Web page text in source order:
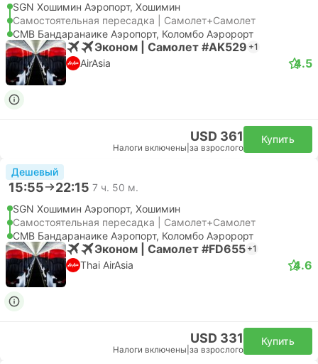
SGN Хошимин Аэропорт, Хошимин
Самостоятельная пересадка | Самолет+Самолет
CMB Бандаранаике Аэропорт, Коломбо Аэророрт
Эконом | Самолет #AK529 +1
AirAsia 4.5
USD 361
Налоги включены за взрослого
Купить
Дешевый
15:55 22:15 7 ч. 50 м.
SGN Хошимин Аэропорт, Хошимин
Самостоятельная пересадка | Самолет+Самолет
CMB Бандаранаике Аэропорт, Коломбо Аэророрт
Эконом | Самолет #FD655 +1
Thai AirAsia 4.6
USD 331
Налоги включены за взрослого
Купить